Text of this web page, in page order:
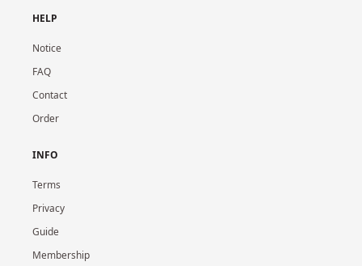
HELP
Notice
FAQ
Contact
Order
INFO
Terms
Privacy
Guide
Membership